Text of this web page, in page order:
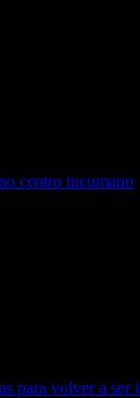
centro tucumano
para volver a ser